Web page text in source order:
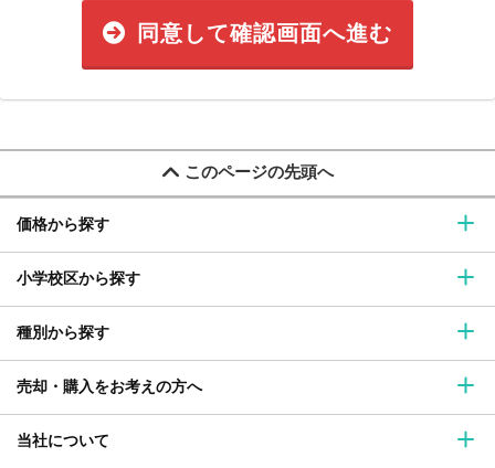
同意して確認画面へ進む
このページの先頭へ
価格から探す
小学校区から探す
種別から探す
売却・購入をお考えの方へ
当社について